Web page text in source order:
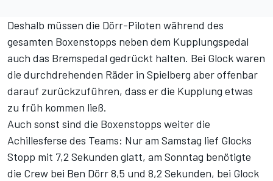
Deshalb müssen die Dörr-Piloten während des
gesamten Boxenstopps neben dem Kupplungspedal
auch das Bremspedal gedrückt halten. Bei Glock waren
die durchdrehenden Räder in Spielberg aber offenbar
darauf zurückzuführen, dass er die Kupplung etwas
zu früh kommen ließ.
Auch sonst sind die Boxenstopps weiter die
Achillesferse des Teams: Nur am Samstag lief Glocks
Stopp mit 7,2 Sekunden glatt, am Sonntag benötigte
die Crew bei Ben Dörr 8,5 und 8,2 Sekunden, bei Glock